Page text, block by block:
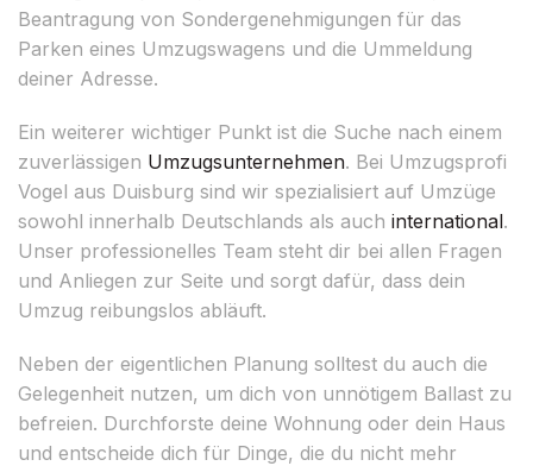
Beantragung von Sondergenehmigungen für das
Parken eines Umzugswagens und die Ummeldung
deiner Adresse.
Ein weiterer wichtiger Punkt ist die Suche nach einem
zuverlässigen Umzugsunternehmen. Bei Umzugsprofi
Vogel aus Duisburg sind wir spezialisiert auf Umzüge
sowohl innerhalb Deutschlands als auch international.
Unser professionelles Team steht dir bei allen Fragen
und Anliegen zur Seite und sorgt dafür, dass dein
Umzug reibungslos abläuft.
Neben der eigentlichen Planung solltest du auch die
Gelegenheit nutzen, um dich von unnötigem Ballast zu
befreien. Durchforste deine Wohnung oder dein Haus
und entscheide dich für Dinge, die du nicht mehr